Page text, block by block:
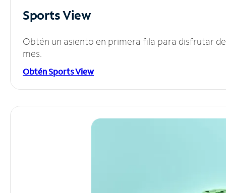
Sports View
Obtén un asiento en primera fila para disfrutar
mes.
Obtén Sports View